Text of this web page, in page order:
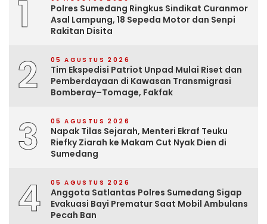
1
Polres Sumedang Ringkus Sindikat Curanmor
Asal Lampung, 18 Sepeda Motor dan Senpi
Rakitan Disita
2 05 AGUSTUS 2026
Tim Ekspedisi Patriot Unpad Mulai Riset dan
Pemberdayaan di Kawasan Transmigrasi
Bomberay–Tomage, Fakfak
3 05 AGUSTUS 2026
Napak Tilas Sejarah, Menteri Ekraf Teuku
Riefky Ziarah ke Makam Cut Nyak Dien di
Sumedang
4 05 AGUSTUS 2026
Anggota Satlantas Polres Sumedang Sigap
Evakuasi Bayi Prematur Saat Mobil Ambulans
Pecah Ban